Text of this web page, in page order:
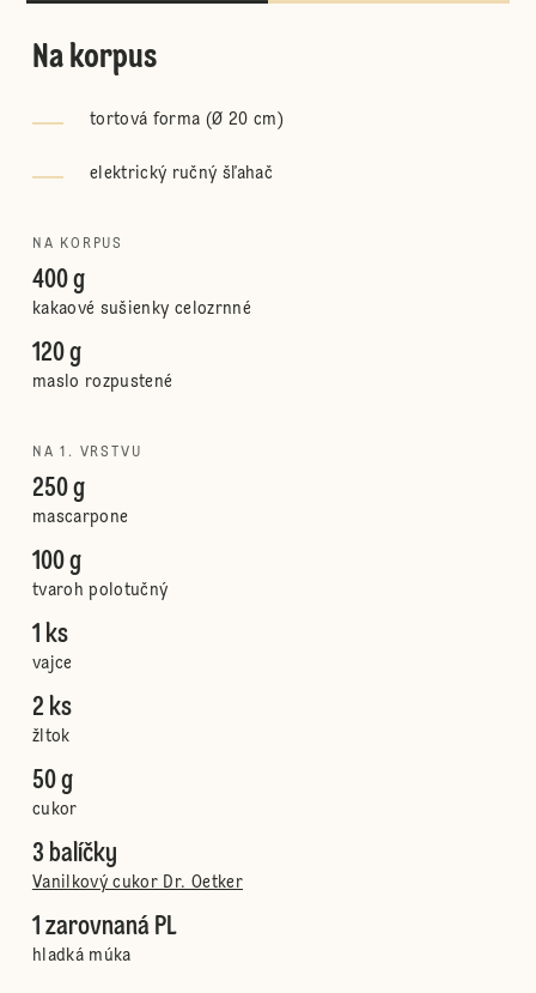
Na korpus
tortová forma (Ø 20 cm)
elektrický ručný šľahač
NA KORPUS
400 g
kakaové sušienky celozrnné
120 g
maslo rozpustené
NA 1. VRSTVU
250 g
mascarpone
100 g
tvaroh polotučný
1 ks
vajce
2 ks
žltok
50 g
cukor
3 balíčky
Vanilkový cukor Dr. Oetker
1 zarovnaná PL
hladká múka